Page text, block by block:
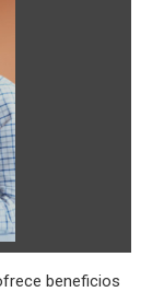
beneficios